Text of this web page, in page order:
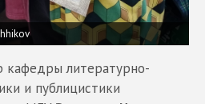
литературно-
и публицистики